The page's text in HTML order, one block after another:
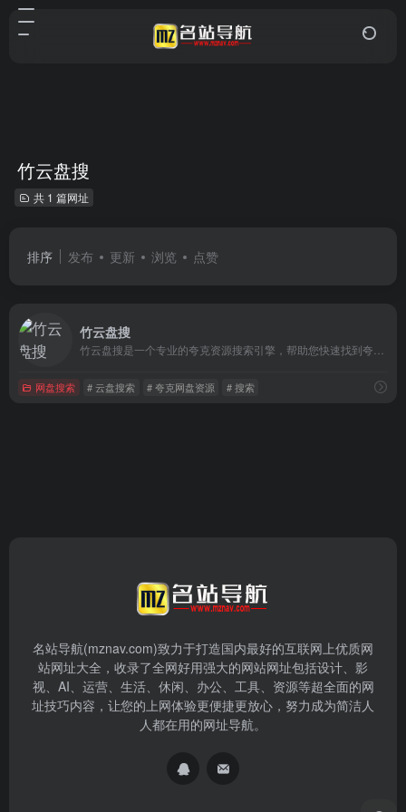
竹云盘搜
共 1 篇网址
排序 发布 更新 浏览 点赞
竹云盘搜
网盘搜索 # 云盘搜索 # 夸克网盘资源 # 搜索
名站导航(mznav.com)致力于打造国内最好的互联网上优质网
站网址大全，收录了全网好用强大的网站网址包括设计、影
视、AI、运营、生活、休闲、办公、工具、资源等超全面的网
址技巧内容，让您的上网体验更便捷更放心，努力成为简洁人
人都在用的网址导航。